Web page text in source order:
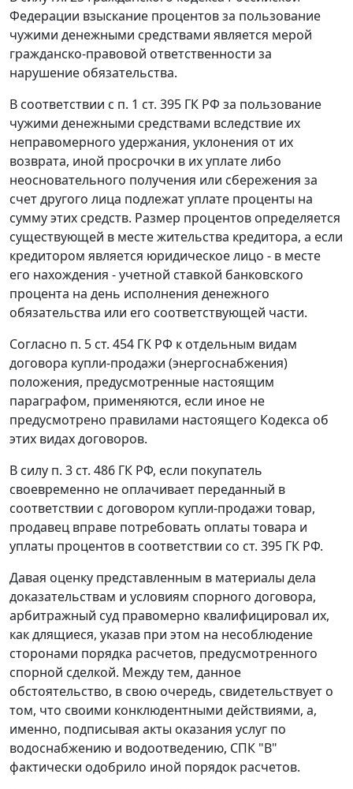
Федерации взыскание процентов за пользование
чужими денежными средствами является мерой
гражданско-правовой ответственности за
нарушение обязательства.
В соответствии с п. 1 ст. 395 ГК РФ за пользование
чужими денежными средствами вследствие их
неправомерного удержания, уклонения от их
возврата, иной просрочки в их уплате либо
неосновательного получения или сбережения за
счет другого лица подлежат уплате проценты на
сумму этих средств. Размер процентов определяется
существующей в месте жительства кредитора, а если
кредитором является юридическое лицо - в месте
его нахождения -учетной ставкой банковского
процента на день исполнения денежного
обязательства или его соответствующей части.
Согласно п. 5 ст. 454 ГК РФ к отдельным видам
договора купли-продажи (энергоснабжения)
положения, предусмотренные настоящим
параграфом, применяются, если иное не
предусмотрено правилами настоящего Кодекса об
этих видах договоров.
В силу п. 3 ст. 486 ГК РФ, если покупатель
своевременно не оплачивает переданный в
соответствии с договором купли-продажи товар,
продавец вправе потребовать оплаты товара и
уплаты процентов в соответствии со ст. 395 ГК РФ.
Давая оценку представленным в материалы дела
доказательствам и условиям спорного договора,
арбитражный суд правомерно квалифицировал их,
как длящиеся, указав при этом на несоблюдение
сторонами порядка расчетов, предусмотренного
спорной сделкой. Между тем, данное
обстоятельство, в свою очередь, свидетельствует о
том, что своими конклюдентными действиями, а,
именно, подписывая акты оказания услуг по
водоснабжению и водоотведению, СПК "В"
фактически одобрило иной порядок расчетов.